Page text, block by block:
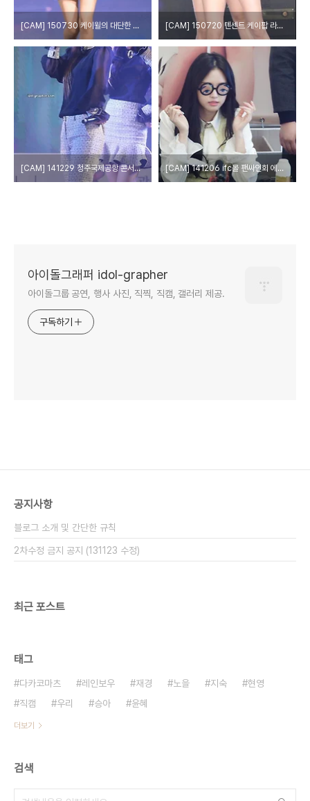
[CAM] 150730 케이윌의 대단한 라디오 공개방송 - 에이핑크 by W [CAM] 150720 텐센트 케이팝 라이브 - 에이핑크 by 다카코마츠
[CAM] 141229 청주국제공항 콘서트 - 에이핑크 by 다카코마츠 [CAM] 141206 ifc몰 팬싸인회 에이핑크 by epoxy
아이돌그래퍼 idol-grapher
아이돌그룹 공연, 행사 사진, 직찍, 직캠, 갤러리 제공.
구독하기
공지사항
블로그 소개 및 간단한 규칙
2차수정 금지 공지 (131123 수정)
최근 포스트
태그
다카코마츠 레인보우 재경 노을 지숙
현영
직캠
우리 승아 윤혜
더보기
검색